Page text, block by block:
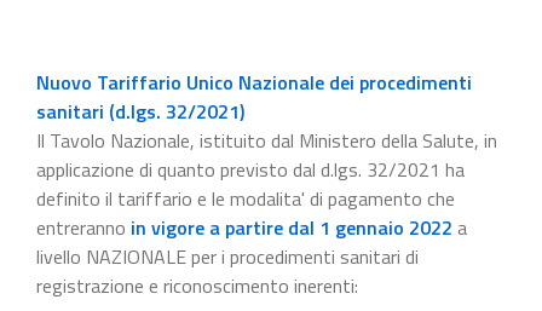
Nuovo Tariffario Unico Nazionale dei procedimenti
sanitari (d.lgs. 32/2021)
Il Tavolo Nazionale, istituito dal Ministero della Salute, in
applicazione di quanto previsto dal d.lgs. 32/2021 ha
definito il tariffario e le modalita' di pagamento che
entreranno in vigore a partire dal 1 gennaio 2022 a
livello NAZIONALE per i procedimenti sanitari di
registrazione e riconoscimento inerenti: